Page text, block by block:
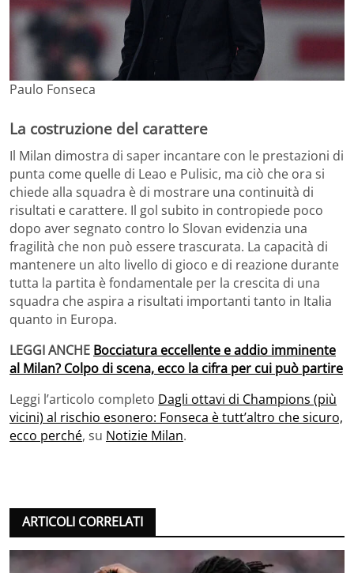
Paulo Fonseca
La costruzione del carattere
Il Milan dimostra di saper incantare con le prestazioni di
punta come quelle di Leao e Pulisic, ma ciò che ora si
chiede alla squadra è di mostrare una continuità di
risultati e carattere. Il gol subito in contropiede poco
dopo aver segnato contro lo Slovan evidenzia una
fragilità che non può essere trascurata. La capacità di
mantenere un alto livello di gioco e di reazione durante
tutta la partita è fondamentale per la crescita di una
squadra che aspira a risultati importanti tanto in Italia
quanto in Europa.
LEGGI ANCHE Bocciatura eccellente e addio imminente
al Milan? Colpo di scena, ecco la cifra per cui può partire
Leggi l’articolo completo Dagli ottavi di Champions (più
vicini) al rischio esonero: Fonseca è tutt’altro che sicuro,
ecco perché, su Notizie Milan.
ARTICOLI CORRELATI